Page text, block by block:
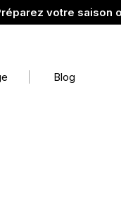
votre saison
Blog